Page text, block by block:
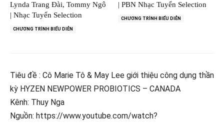
Lynda Trang Đài, Tommy Ngô
| Nhạc Tuyển Selection
CHƯƠNG TRÌNH BIỂU DIỄN
| PBN Nhạc Tuyển Selection
CHƯƠNG TRÌNH BIỂU DIỄN
Tiêu đề : Cô Marie Tô & May Lee giới thiệu công dụng thần
kỳ HYZEN NEWPOWER PROBIOTICS – CANADA
Kênh: Thuy Nga
Nguồn: https://www.youtube.com/watch?